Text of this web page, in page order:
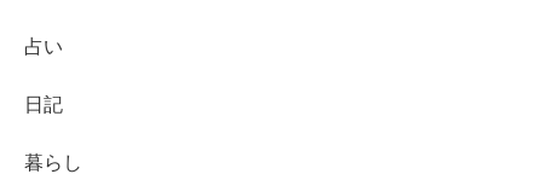
占い
日記
暮らし